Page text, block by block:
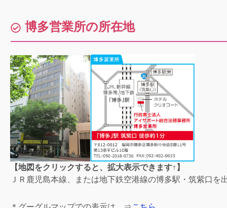
博多営業所の所在地
【地図をクリックすると、拡大表示できます↑】
ＪＲ鹿児島本線、または地下鉄空港線の博多駅・筑紫口を